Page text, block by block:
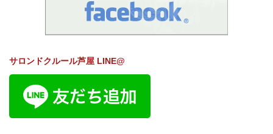
サロンドクルール芦屋 LINE@